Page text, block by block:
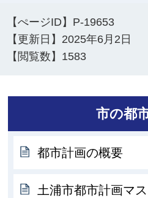
【ぺージID】 P-19653
【更新日】 2025年6月2日
【閲覧数】 1583
市の都
都市計画の概要
土浦市都市計画マ